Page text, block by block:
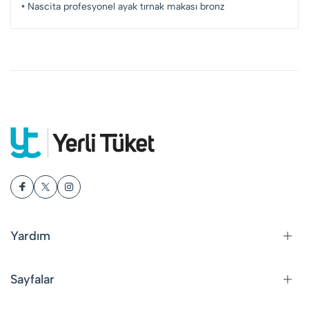
• Nascita profesyonel ayak tırnak makası bronz
Yardım
Sayfalar